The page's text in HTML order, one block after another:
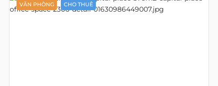
VĂN PHÒNG CHO THUÊ